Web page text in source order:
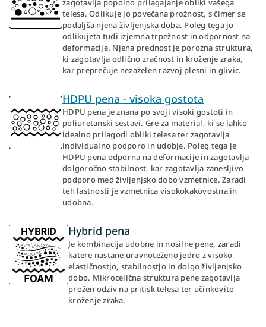
zagotavlja popolno prilagajanje obliki vašega
telesa. Odlikuje jo povečana prožnost, s čimer se
podaljša njena življenjska doba. Poleg tega jo
odlikujeta tudi izjemna trpežnost in odpornost na
deformacije. Njena prednost je porozna struktura,
ki zagotavlja odlično zračnost in kroženje zraka,
kar preprečuje nezaželen razvoj plesni in glivic.
HDPU pena - visoka gostota
HDPU pena je znana po svoji visoki gostoti in
poliuretanski sestavi. Gre za material, ki se lahko
idealno prilagodi obliki telesa ter zagotavlja
individualno podporo in udobje. Poleg tega je
HDPU pena odporna na deformacije in zagotavlja
dolgoročno stabilnost, kar zagotavlja zanesljivo
podporo med življenjsko dobo vzmetnice. Zaradi
teh lastnosti je vzmetnica visokokakovostna in
udobna.
Hybrid pena
Je kombinacija udobne in nosilne pene, zaradi
katere nastane uravnoteženo jedro z visoko
elastičnostjo, stabilnostjo in dolgo življenjsko
dobo. Mikrocelična struktura pene zagotavlja
prožen odziv na pritisk telesa ter učinkovito
kroženje zraka.